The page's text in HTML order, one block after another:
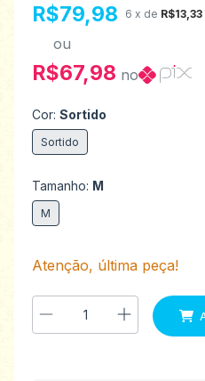
R$79,98 6 x de R$13,33
ou
R$67,98 no
Cor: Sortido
Sortido
Tamanho: M
M
Atenção, última peça!